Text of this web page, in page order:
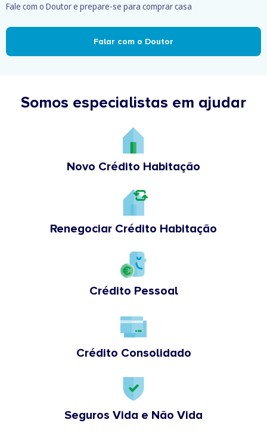
Fale com o Doutor e prepare-se para comprar casa
Falar com o Doutor
Somos especialistas em ajudar
Novo Crédito Habitação
Renegociar Crédito Habitação
Crédito Pessoal
Crédito Consolidado
Seguros Vida e Não Vida